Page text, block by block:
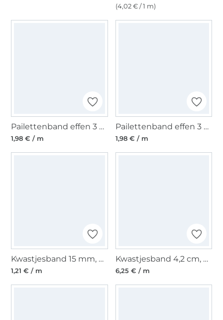
(4,02 € / 1 m)
Pailettenband effen 3 cm, goud
1,98 € / m
Pailettenband effen 3 cm, lichtfuchsia
1,98 € / m
Kwastjesband 15 mm, donkergrijs
1,21 € / m
Kwastjesband 4,2 cm, blauw
6,25 € / m